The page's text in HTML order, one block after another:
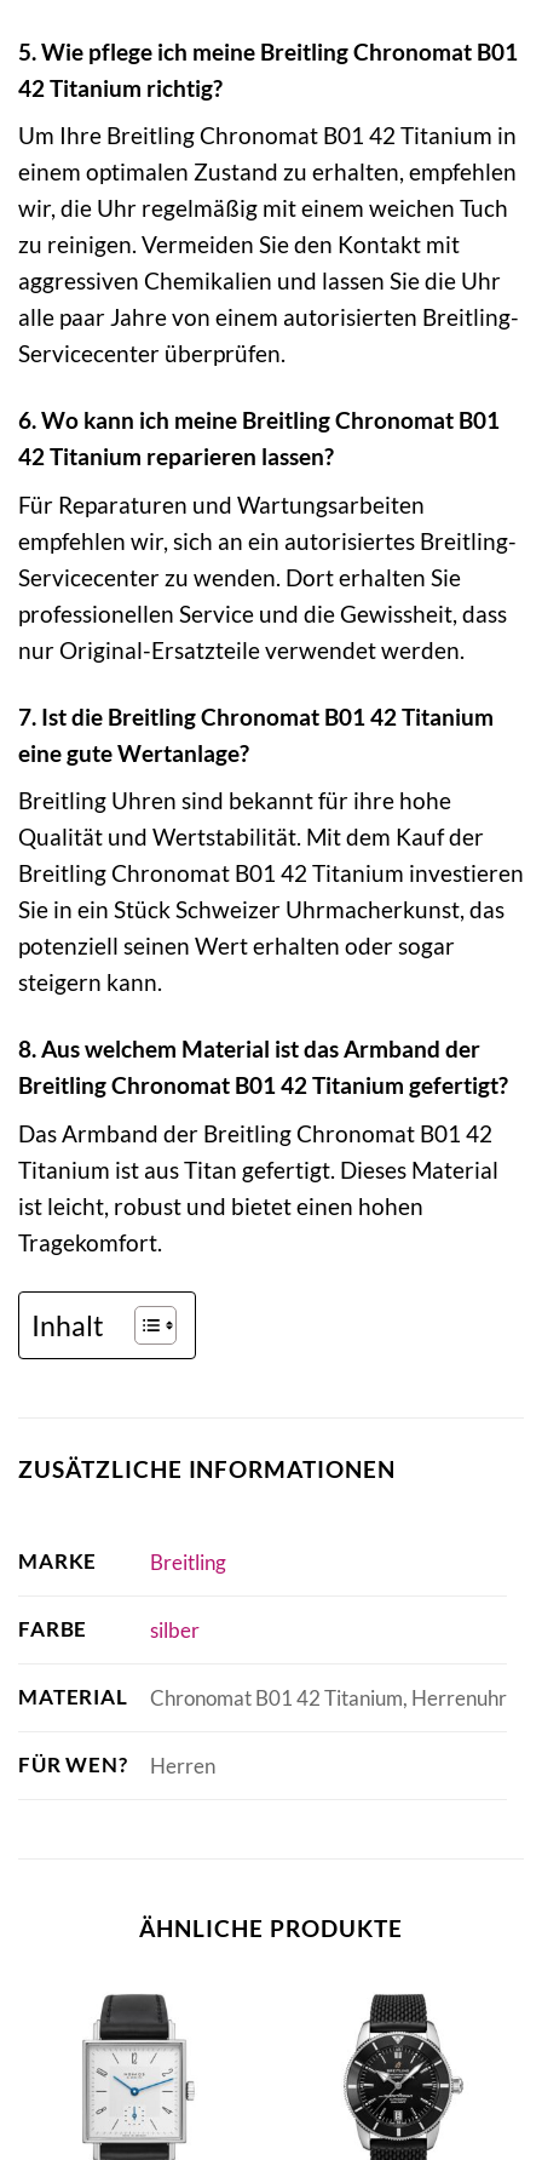
5. Wie pflege ich meine Breitling Chronomat B01
42 Titanium richtig?
Um Ihre Breitling Chronomat B01 42 Titanium in
einem optimalen Zustand zu erhalten, empfehlen
wir, die Uhr regelmäßig mit einem weichen Tuch
zu reinigen. Vermeiden Sie den Kontakt mit
aggressiven Chemikalien und lassen Sie die Uhr
alle paar Jahre von einem autorisierten Breitling-
Servicecenter überprüfen.
6. Wo kann ich meine Breitling Chronomat B01
42 Titanium reparieren lassen?
Für Reparaturen und Wartungsarbeiten
empfehlen wir, sich an ein autorisiertes Breitling-
Servicecenter zu wenden. Dort erhalten Sie
professionellen Service und die Gewissheit, dass
nur Original-Ersatzteile verwendet werden.
7. Ist die Breitling Chronomat B01 42 Titanium
eine gute Wertanlage?
Breitling Uhren sind bekannt für ihre hohe
Qualität und Wertstabilität. Mit dem Kauf der
Breitling Chronomat B01 42 Titanium investieren
Sie in ein Stück Schweizer Uhrmacherkunst, das
potenziell seinen Wert erhalten oder sogar
steigern kann.
8. Aus welchem Material ist das Armband der
Breitling Chronomat B01 42 Titanium gefertigt?
Das Armband der Breitling Chronomat B01 42
Titanium ist aus Titan gefertigt. Dieses Material
ist leicht, robust und bietet einen hohen
Tragekomfort.
Inhalt
ZUSÄTZLICHE INFORMATIONEN
MARKE Breitling
FARBE silber
MATERIAL Chronomat B01 42 Titanium, Herrenuhr
FÜR WEN? Herren
ÄHNLICHE PRODUKTE